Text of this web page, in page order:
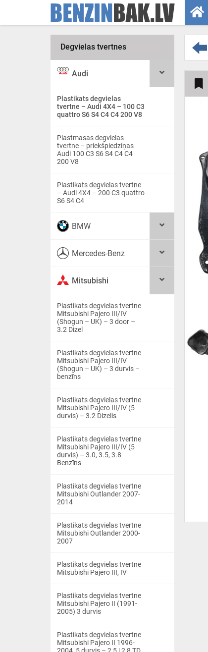
Degvielas tvertnes
Audi
Plastikats degvielas
tvertne – Audi 4X4 – 100 C3
quattro S6 S4 C4 C4 200 V8
Plastmasas degvielas
tvertne – priekšpiedziņas
Audi 100 C3 S6 S4 C4 C4
200 V8
Plastikats degvielas tvertne
– Audi 4X4 – 200 C3 quattro
S6 S4 C4
BMW
Mercedes-Benz
Mitsubishi
Plastikats degvielas tvertne
Mitsubishi Pajero III/IV
(Shogun – UK) – 3 door –
3.2 Dizel
Plastikats degvielas tvertne
Mitsubishi Pajero III/IV
(Shogun – UK) – 3 durvis –
benzīns
Plastikats degvielas tvertne
Mitsubishi Pajero III/IV (5
durvis) – 3.2 Dizelis
Plastikats degvielas tvertne
Mitsubishi Pajero III/IV (5
durvis) – 3.0, 3.5, 3.8
Benzīns
Plastikats degvielas tvertne
Mitsubishi Outlander 2007-
2014
Plastikats degvielas tvertne
Mitsubishi Outlander 2000-
2007
Plastikats degvielas tvertne
Mitsubishi Pajero III, IV
Plastikats degvielas tvertne
Mitsubishi Pajero II (1991-
2005) 3 durvis
Plastikats degvielas tvertne
Mitsubishi Pajero II 1996-